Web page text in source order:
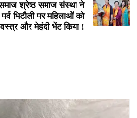
समाज श्रेष्ठ समाज संस्था ने
भिटौली पर महिलाओं को
और मेहंदी भेंट किया !